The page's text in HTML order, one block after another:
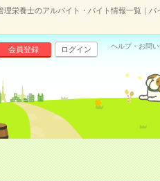
理栄養士のアルバイト・バイト情報一覧｜バ
会員登録 ログイン ヘルプ・お問